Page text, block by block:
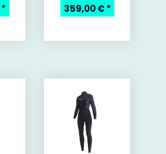
* 359,00 €*